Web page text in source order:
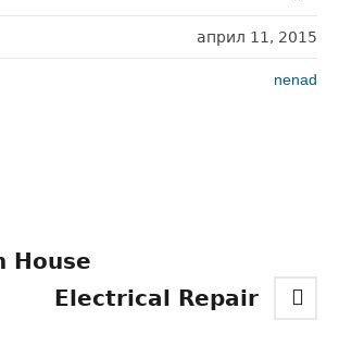
април 11, 2015
nenad
House
Electrical Repair